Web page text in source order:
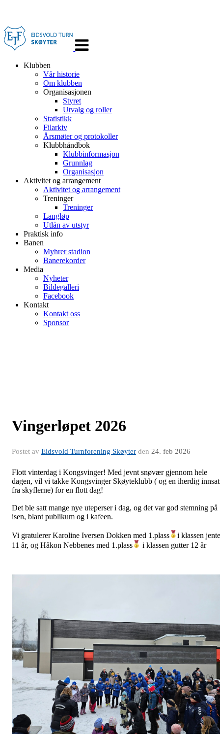
navigasjon
Klubben
Vår historie
Om klubben
Organisasjonen
Styret
Utvalg og roller
Statistikk
Filarkiv
Årsmøter og protokoller
Klubbhåndbok
Klubbinformasjon
Grunnlag
Organisasjon
Aktivitet og arrangement
Aktivitet og arrangement
Treninger
Treninger
Langløp
Utlån av utstyr
Praktisk info
Banen
Myhrer stadion
Banerekorder
Media
Nyheter
Bildegalleri
Facebook
Kontakt
Kontakt oss
Sponsor
Vingerløpet 2026
Postet av Eidsvold Turnforening Skøyter den 24. feb 2026
Flott vinterdag i Kongsvinger! Med jevnt snøvær gjennom hele
dagen, vil vi takke Kongsvinger Skøyteklubb ( og en iherdig
fra skyflerne) for en flott dag!
Det ble satt mange nye uteperser i dag, og det var god stemning på
isen, blant publikum og i kafeen.
Vi gratulerer Karoline Iversen Dokken med 1.plass
i klassen
11 år, og Håkon Nebbenes med 1.plass
i klassen gutter 12 år